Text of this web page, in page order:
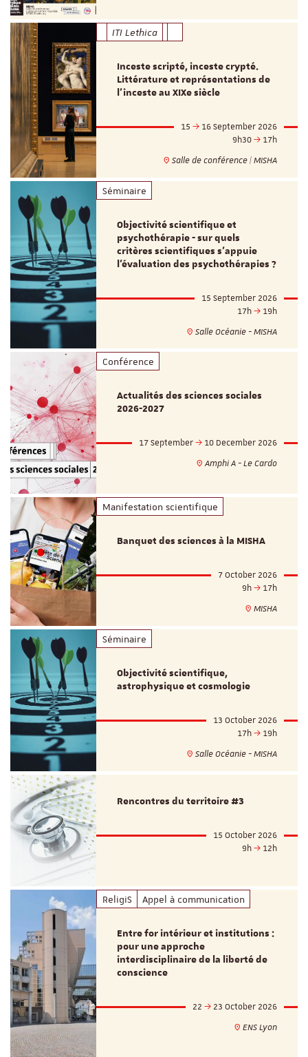
ITI Lethica
Inceste scripté, inceste crypté.
Littérature et représentations de
l’inceste au XIXe siècle
15
16 September 2026
9h30
17h
Salle de conférence | MISHA
Séminaire
Objectivité scientifique et
psychothérapie - sur quels
critères scientifiques s'appuie
l'évaluation des psychothérapies ?
15 September 2026
17h
19h
Salle Océanie - MISHA
Conférence
Actualités des sciences sociales
2026-2027
17 September
10 December 2026
Amphi A - Le Cardo
Manifestation scientifique
Banquet des sciences à la MISHA
7 October 2026
9h
17h
MISHA
Séminaire
Objectivité scientifique,
astrophysique et cosmologie
13 October 2026
17h
19h
Salle Océanie - MISHA
Rencontres du territoire #3
15 October 2026
9h
12h
ReligiS Appel à communication
Entre for intérieur et institutions :
pour une approche
interdisciplinaire de la liberté de
conscience
22
23 October 2026
ENS Lyon